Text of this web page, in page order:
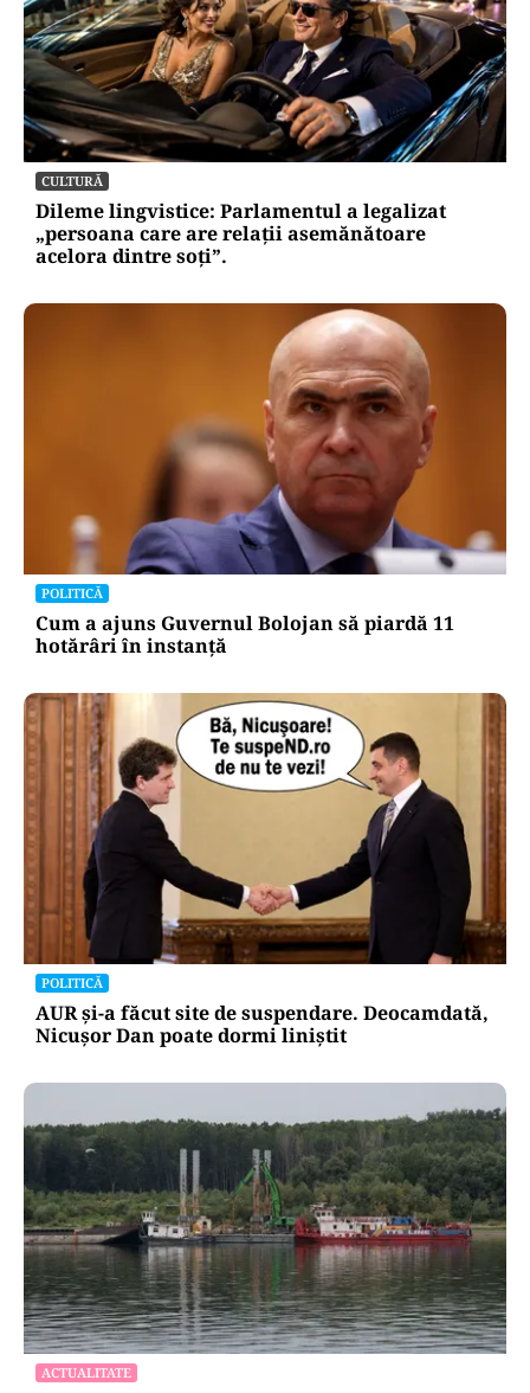
CULTURĂ
Dileme lingvistice: Parlamentul a legalizat
„persoana care are relații asemănătoare
acelora dintre soți”.
POLITICĂ
Cum a ajuns Guvernul Bolojan să piardă 11
hotărâri în instanță
POLITICĂ
AUR și-a făcut site de suspendare. Deocamdată,
Nicușor Dan poate dormi liniștit
ACTUALITATE